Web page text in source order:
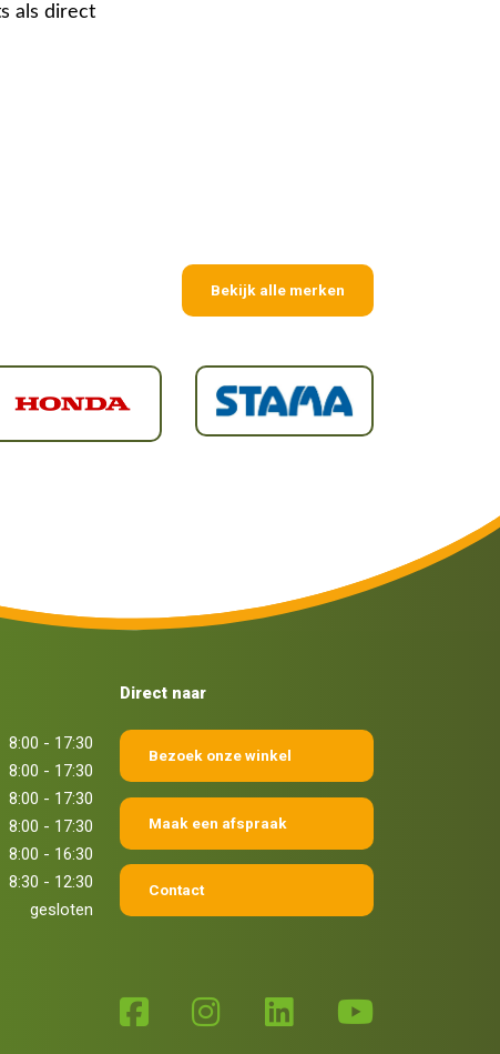
als direct
Bekijk alle merken
8:00 - 17:30
8:00 - 17:30
8:00 - 17:30
8:00 - 17:30
8:00 - 16:30
8:30 - 12:30
gesloten
Direct naar
Bezoek onze winkel
Maak een afspraak
Contact